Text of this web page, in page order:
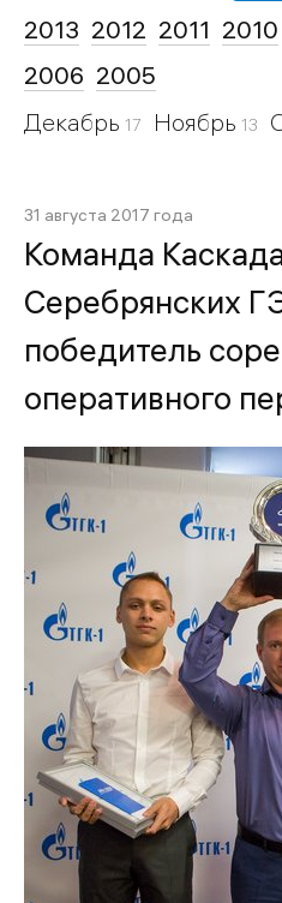
Декабрь 17 Ноябрь 13
2013 2012 2011 2010
2006 2005
31 августа 2017 года
Команда
Серебрянских
победитель
оперативного